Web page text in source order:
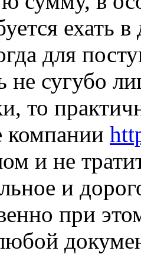
ехать
для
не сугубо
то
компании
и не
и
при